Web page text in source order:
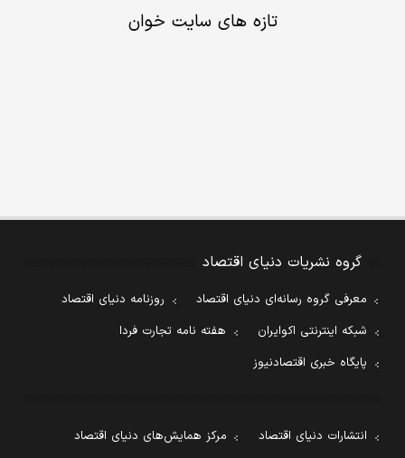
تازه های سایت خوان
گروه نشریات دنیای اقتصاد
معرفی گروه رسانه‌ای دنیای اقتصاد
روزنامه دنیای اقتصاد
شبکه اینترنتی اکوایران
هفته نامه تجارت فردا
پایگاه خبری اقتصادنیوز
انتشارات دنیای اقتصاد
مرکز همایش‌های دنیای اقتصاد